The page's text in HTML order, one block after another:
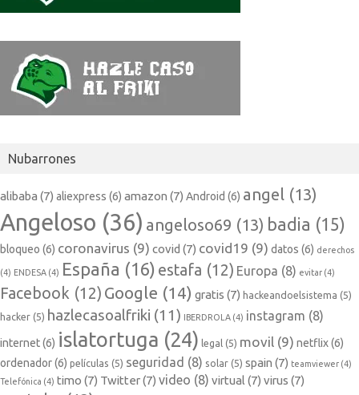
Nubarrones
alibaba (7) aliexpress (6) amazon (7) Android (6) angel (13)
Angeloso (36) angeloso69 (13) badia (15)
bloqueo (6) coronavirus (9) covid (7) covid19 (9) datos (6) derechos
(4) ENDESA (4) España (16) estafa (12) Europa (8) evitar (4)
Facebook (12) Google (14) gratis (7) hackeandoelsistema (5)
hacker (5) hazlecasoalfriki (11) IBERDROLA (4) instagram (8)
internet(6) islatortuga (24) legal (5) movil (9) netflix(6)
ordenador(6) películas (5) seguridad (8) solar (5) spain (7) teamviewer (4)
Telefónica (4) timo (7) Twitter(7) video (8) virtual (7) virus (7)